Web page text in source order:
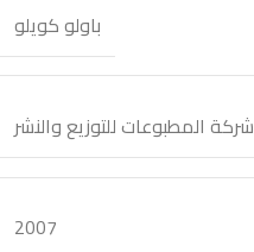
باولو كويلو
شركة المطبوعات للتوزيع والنشر
2007